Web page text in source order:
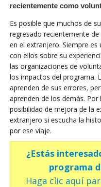
recientemente como
Es posible que muchos de
regresado recientemente
en el extranjero. Siempre
con ellos sobre su
las organizaciones de
los impactos del programa.
aprenden de sus errores,
aprenden de los demás.
posibilidad de mejora de la
extranjero si escucha la
por ese viaje.
¿Estás
programa
Haga clic aquí